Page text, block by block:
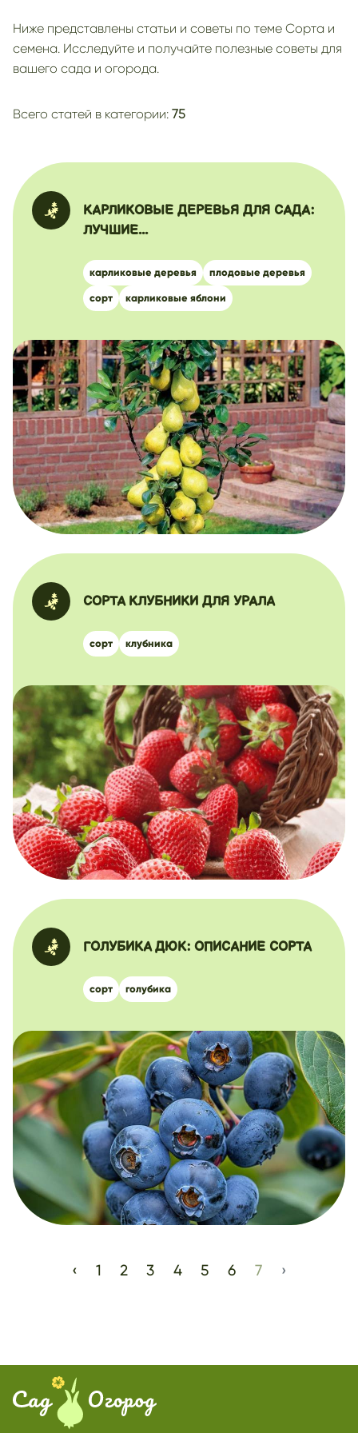
Ниже представлены статьи и советы по теме Сорта и
семена. Исследуйте и получайте полезные советы для
вашего сада и огорода.
Всего статей в категории: 75
картофель с белой мякотью
красный картофель
картофель с желтой мякотью
голубика для подмосковья
сладкая голубикаКАРЛИКОВЫЕ ДЕРЕВЬЯ ДЛЯ САДА:
ЛУЧШИЕ...
карликовые деревья
плодовые деревья
сорт
карликовые яблони
СОРТА КЛУБНИКИ ДЛЯ УРАЛА
сорт клубника
ГОЛУБИКА ДЮК: ОПИСАНИЕ СОРТА
сорт голубика
‹ 1 2 3 4 5 6 7 ›